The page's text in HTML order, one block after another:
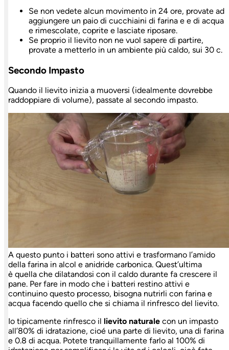
Se non vedete alcun movimento in 24 ore, provate ad
aggiungere un paio di cucchiaini di farina e e di acqua
e rimescolate, coprite e lasciate riposare.
Se proprio il lievito non ne vuol sapere di partire,
provate a metterlo in un ambiente più caldo, sui 30 c.
Secondo Impasto
Quando il lievito inizia a muoversi (idealmente dovrebbe
raddoppiare di volume), passate al secondo impasto.
A questo punto i batteri sono attivi e trasformano l’amido
della farina in alcol e anidride carbonica. Quest’ultima
è quella che dilatandosi con il caldo durante fa crescere il
pane. Per fare in modo che i batteri restino attivi e
continuino questo processo, bisogna nutrirli con farina e
acqua facendo quello che si chiama il rinfresco del lievito.
Io tipicamente rinfresco il lievito naturale con un impasto
all’80% di idratazione, cioé una parte di lievito, una di farina
e 0.8 di acqua. Potete tranquillamente farlo al 100% di